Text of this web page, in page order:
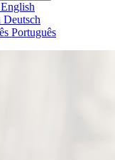
English
Deutsch
Português